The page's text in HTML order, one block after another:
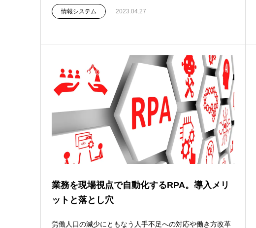
情報システム 2023.04.27
業務を現場視点で自動化するRPA。導入メリ
ットと落とし穴
労働人口の減少にともなう人手不足への対応や働き方改革